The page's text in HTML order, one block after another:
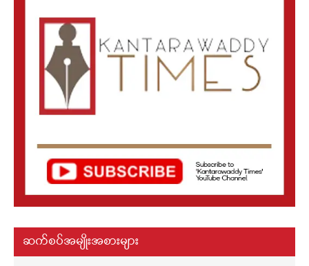
ဆက်စပ်အမျိုးအစားများ